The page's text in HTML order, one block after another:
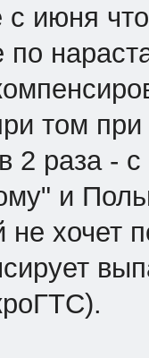
июня
том
2 раза -
и
не хочет